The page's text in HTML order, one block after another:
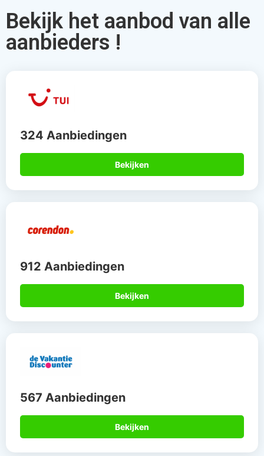
Bekijk het aanbod van alle
aanbieders !
324 Aanbiedingen
Bekijken
912 Aanbiedingen
Bekijken
567 Aanbiedingen
Bekijken